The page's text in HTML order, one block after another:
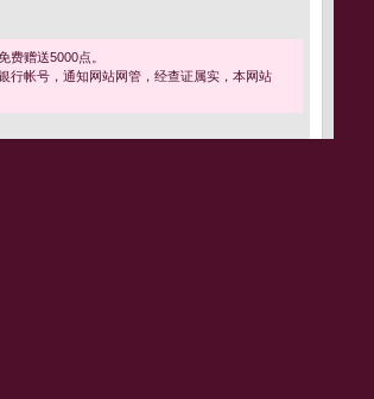
费赠送5000点。
行帐号，通知网站网管，经查证属实，本网站